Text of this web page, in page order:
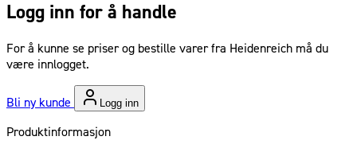
Logg inn for å handle
For å kunne se priser og bestille varer fra Heidenreich må du
være innlogget.
Bli ny kunde Logg inn
Produktinformasjon